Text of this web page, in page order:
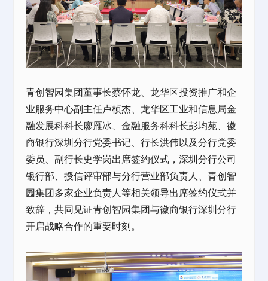
青创智园集团董事长蔡怀龙、龙华区投资推广和企
业服务中心副主任卢桢杰、龙华区工业和信息局金
融发展科科长廖雁冰、金融服务科科长彭均苑、徽
商银行深圳分行党委书记、行长洪伟以及分行党委
委员、副行长史学岗出席签约仪式，深圳分行公司
银行部、授信评审部与分行营业部负责人、青创智
园集团 多家企业负责人等相关领导出席签约仪式并
致辞，共同见证青创智园集团与徽商银行深圳分行
开启战略合作的重要时刻。